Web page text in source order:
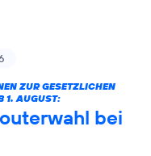
ZUR GESETZLICHEN
1. AUGUST:
bei